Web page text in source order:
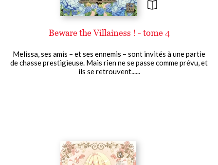
Beware the Villainess ! - tome 4
Melissa, ses amis – et ses ennemis – sont invités à une partie
de chasse prestigieuse. Mais rien ne se passe comme prévu, et
ils se retrouvent......